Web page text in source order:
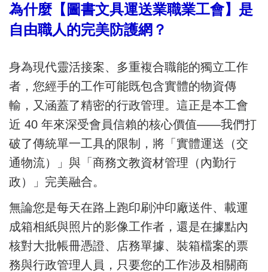
為什麼【圖書文具運送業職業工會】是
自由職人的完美防護網？
身為現代靈活接案、多重複合職能的獨立工作
者，您經手的工作可能既包含實體的物資傳
輸，又涵蓋了精密的行政管理。這正是本工會
近 40 年來深受會員信賴的核心價值——我們打
破了傳統單一工具的限制，將「實體運送（交
通物流）」與「商務文教資材管理（內勤行
政）」完美融合。
無論您是每天在路上跑印刷沖印廠送件、載運
成箱相紙與照片的影像工作者，還是在據點內
核對大批帳冊憑證、店務單據、裝箱檔案的票
務與行政管理人員，只要您的工作涉及相關商